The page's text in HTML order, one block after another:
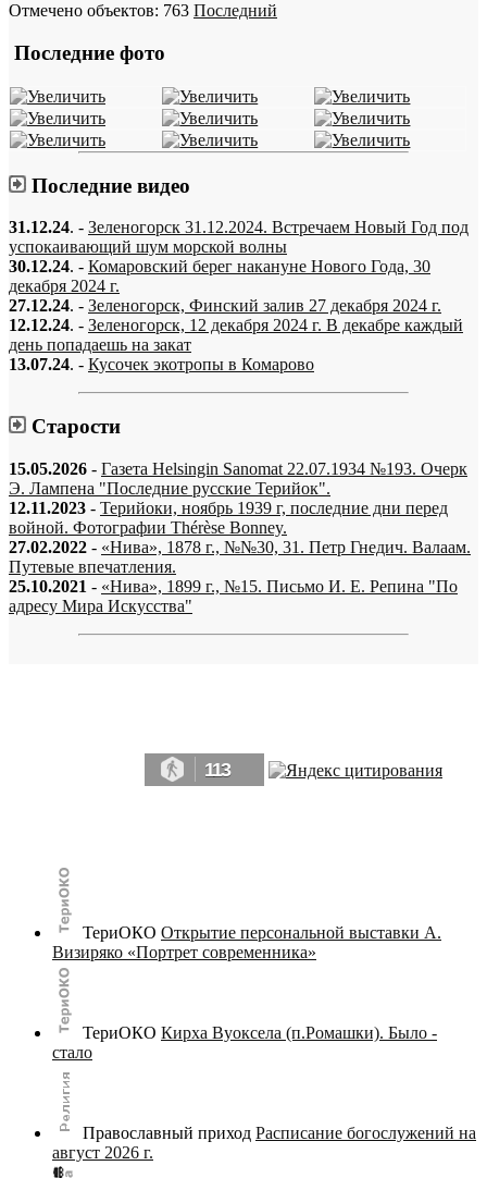
Отмечено объектов: 763 Последний
Последние фото
Последние видео
31.12.24. - Зеленогорск 31.12.2024. Встречаем Новый Год под
успокаивающий шум морской волны
30.12.24. - Комаровский берег накануне Нового Года, 30
декабря 2024 г.
27.12.24. - Зеленогорск, Финский залив 27 декабря 2024 г.
12.12.24. - Зеленогорск, 12 декабря 2024 г. В декабре каждый
день попадаешь на закат
13.07.24. - Кусочек экотропы в Комарово
Старости
15.05.2026 - Газета Helsingin Sanomat 22.07.1934 №193. Очерк
Э. Лампена "Последние русские Терийок".
12.11.2023 - Терийоки, ноябрь 1939 г, последние дни перед
войной. Фотографии Thérèse Bonney.
27.02.2022 - «Нива», 1878 г., №№30, 31. Петр Гнедич. Валаам.
Путевые впечатления.
25.10.2021 - «Нива», 1899 г., №15. Письмо И. Е. Репина "По
адресу Мира Искусства"
113
ТериОКО Открытие персональной выставки А.
Визиряко «Портрет современника»
ТериОКО Кирха Вуоксела (п.Ромашки). Было -
стало
Православный приход Расписание богослужений на
август 2026 г.